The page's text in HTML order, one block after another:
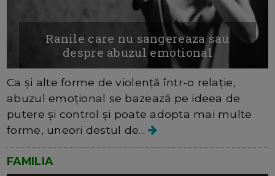
Ranile care nu sangereaza sau
despre abuzul emotional
Ca și alte forme de violență într-o relație,
abuzul emoțional se bazează pe ideea de
putere și control și poate adopta mai multe
forme, uneori destul de...
FAMILIA